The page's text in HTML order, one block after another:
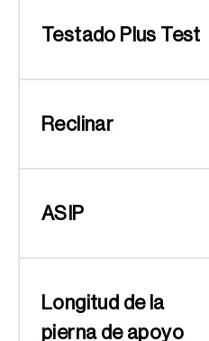
Testado Plus Test
Reclinar
ASIP
Longitud de la
pierna de apoyo